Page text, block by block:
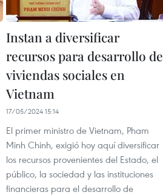
Instan a diversificar
recursos para desarrollo de
viviendas sociales en
Vietnam
17/05/2024 15:14
El primer ministro de Vietnam, Pham
Minh Chinh, exigió hoy aquí diversificar
los recursos provenientes del Estado, el
público, la sociedad y las instituciones
financieras para el desarrollo de